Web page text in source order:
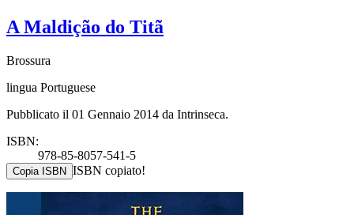
A Maldição do Titã
Brossura
lingua Portuguese
Pubblicato il 01 Gennaio 2014 da Intrinseca.
ISBN:
978-85-8057-541-5
Copia ISBN ISBN copiato!